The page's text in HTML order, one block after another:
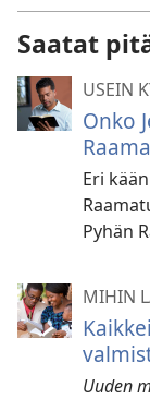
Saatat
USEIN
Onko
Eri
Pyhän
MIHIN
Uuden